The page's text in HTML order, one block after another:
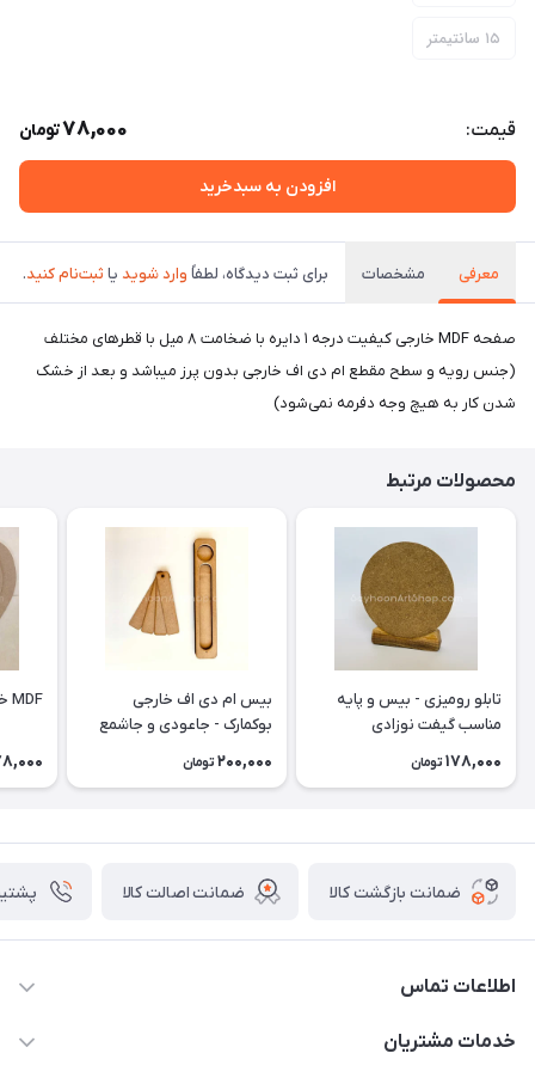
۱۵ سانتیمتر
قیمت: 78,000تومان
افزودن به سبدخرید
معرفی مشخصات برای ثبت دیدگاه، لطفاً وارد شوید یا ثبت‌نام کنید.
صفحه MDF خارجی کیفیت درجه ۱ دايره با ضخامت ٨ ميل با قطرهای مختلف
(جنس رویه و سطح مقطع ام دی اف خارجی بدون پرز میباشد و بعد از خشک
شدن کار به هیچ وجه دفرمه نمی‌شود)
محصولات مرتبط
تابلو رومیزی - بیس و پایه
مناسب گیفت نوزادی
178,000 تومان
بیس ام دی اف خارجی
بوکمارک - جاعودی و جاشمع
200,000 تومان
MDF خارجی طرح قلب
ضمانت بازگشت کالا ضمانت اصالت کالا
اطلاعات تماس
خدمات مشتریان